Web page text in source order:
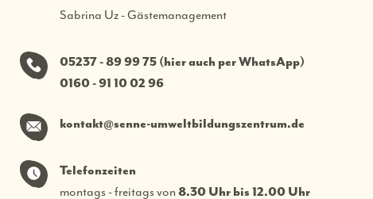
Sabrina Uz - Gästemanagement
05237 - 89 99 75 (hier auch per WhatsApp)
0160 - 91 10 02 96
kontakt@senne-umweltbildungszentrum.de
Telefonzeiten
montags - freitags von8.30 Uhr bis 12.00 Uhr